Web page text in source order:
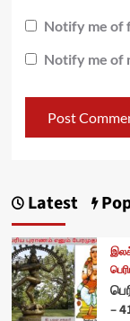
Notify me of
Notify me of
Latest
–